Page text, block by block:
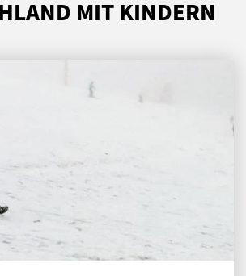
MIT KINDERN
Jenny